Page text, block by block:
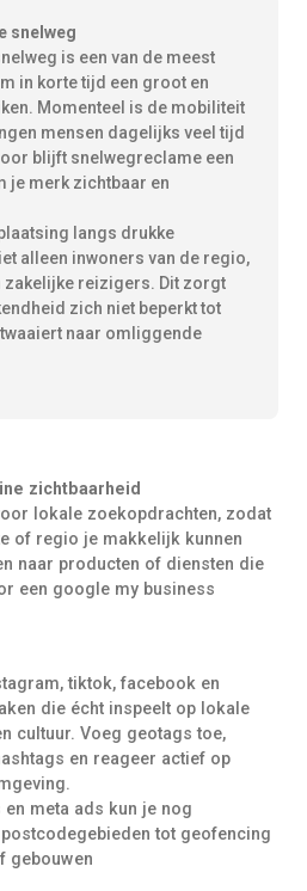
snelweg
is een van de meest
in korte tijd een groot en
Momenteel is de mobiliteit
mensen dagelijks veel tijd
blijft snelwegreclame een
je merk zichtbaar en
langs drukke
alleen inwoners van de regio,
zakelijke reizigers. Dit zorgt
zich niet beperkt tot
naar omliggende
zichtbaarheid
lokale zoekopdrachten, zodat
of regio je makkelijk kunnen
naar producten of diensten die
een google my business
tiktok, facebook en
die écht inspeelt op lokale
cultuur. Voeg geotags toe,
en reageer actief op
meta ads kun je nog
tot geofencing
gebouwen